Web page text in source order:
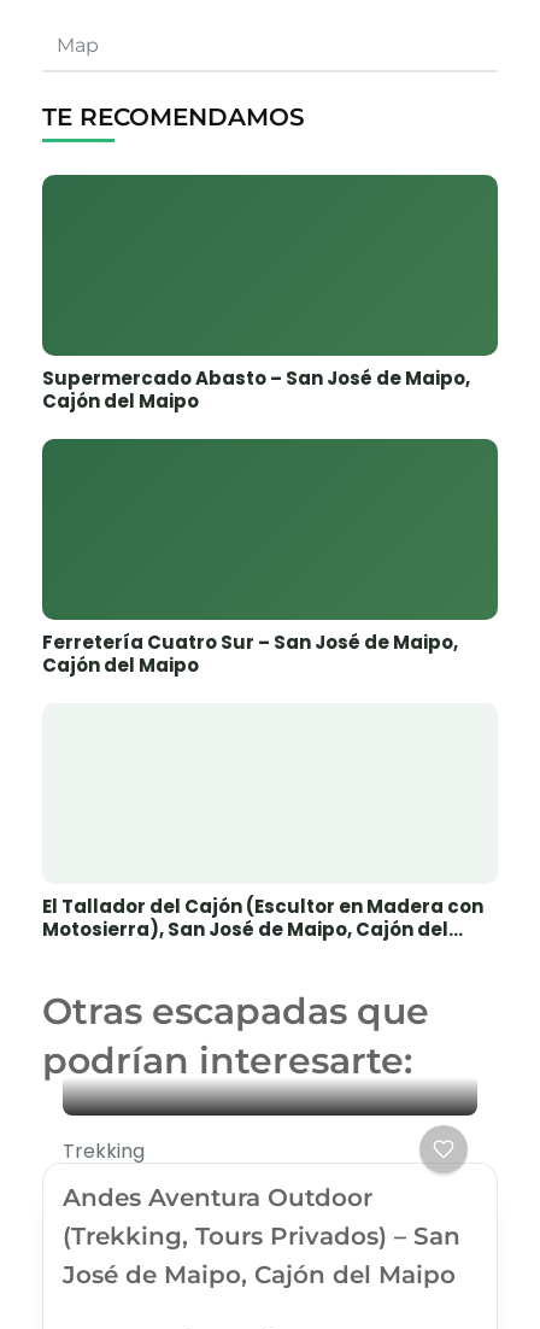
Map
TE RECOMENDAMOS
Supermercado Abasto – San José de Maipo,
Cajón del Maipo
Ferretería Cuatro Sur – San José de Maipo,
Cajón del Maipo
El Tallador del Cajón (Escultor en Madera con
Motosierra), San José de Maipo, Cajón del
Otras escapadas que
podrían interesarte:
Trekking
Andes Aventura Outdoor
(Trekking, Tours Privados) – San
José de Maipo, Cajón del Maipo